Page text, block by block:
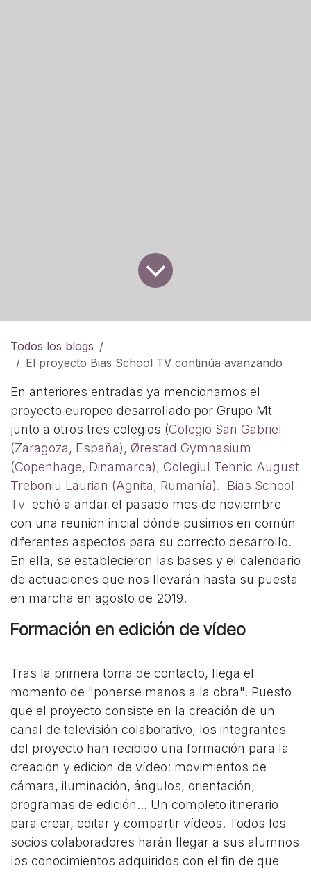
Todos los blogs
El proyecto Bias School TV continúa avanzando
En anteriores entradas ya mencionamos el
proyecto europeo desarrollado por Grupo Mt
junto a otros tres colegios (Colegio San Gabriel
(Zaragoza, España), Ørestad Gymnasium
(Copenhage, Dinamarca), Colegiul Tehnic August
Treboniu Laurian (Agnita, Rumanía). Bias School
Tv echó a andar el pasado mes de noviembre
con una reunión inicial dónde pusimos en común
diferentes aspectos para su correcto desarrollo.
En ella, se establecieron las bases y el calendario
de actuaciones que nos llevarán hasta su puesta
en marcha en agosto de 2019.
Formación en edición de vídeo
Tras la primera toma de contacto, llega el
momento de "ponerse manos a la obra". Puesto
que el proyecto consiste en la creación de un
canal de televisión colaborativo, los integrantes
del proyecto han recibido una formación para la
creación y edición de vídeo: movimientos de
cámara, iluminación, ángulos, orientación,
programas de edición... Un completo itinerario
para crear, editar y compartir vídeos. Todos los
socios colaboradores harán llegar a sus alumnos
los conocimientos adquiridos con el fin de que